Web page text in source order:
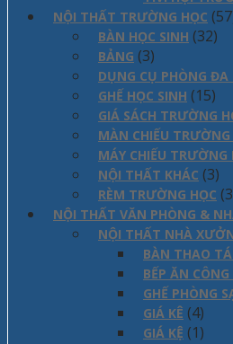
NỘI THẤT TRƯỜNG HỌC
BÀN HỌC SINH (32)
BẢNG (3)
DỤNG CỤ PHÒNG ĐA
GHẾ HỌC SINH (15)
GIÁ SÁCH TRƯỜNG
MÀN CHIẾU TRƯỜNG
MÁY CHIẾU TRƯỜNG
NỘI THẤT KHÁC (3)
RÈM TRƯỜNG HỌC
NỘI THẤT VĂN PHÒNG &
NỘI THẤT NHÀ
BÀN THAO
BẾP ĂN CÔNG
GHẾ PHÒNG
GIÁ KÊ (4)
GIÁ KỆ (1)